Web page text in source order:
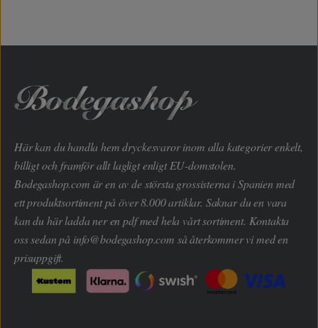
Här kan du handla hem dryckesvaror inom alla kategorier enkelt,
billigt och framför allt lagligt enligt EU-domstolen.
Bodegashop.com är en av de största grossisterna i Spanien med
ett produktsortiment på över 8.000 artiklar. Saknar du en vara
kan du här ladda ner en pdf med hela vårt sortiment. Kontakta
oss sedan på info@bodegashop.com så återkommer vi med en
prisuppgift.